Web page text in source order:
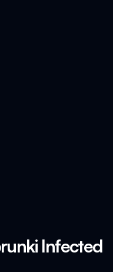
Infected